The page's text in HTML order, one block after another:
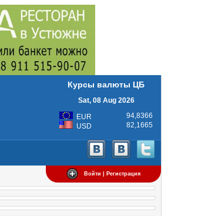
Курсы валюты ЦБ
Sat, 08 Aug 2026
EUR
94,8366
USD
82,1665
Войти | Регистрация